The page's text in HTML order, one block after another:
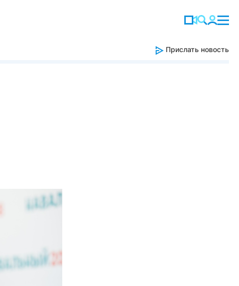
Прислать новость